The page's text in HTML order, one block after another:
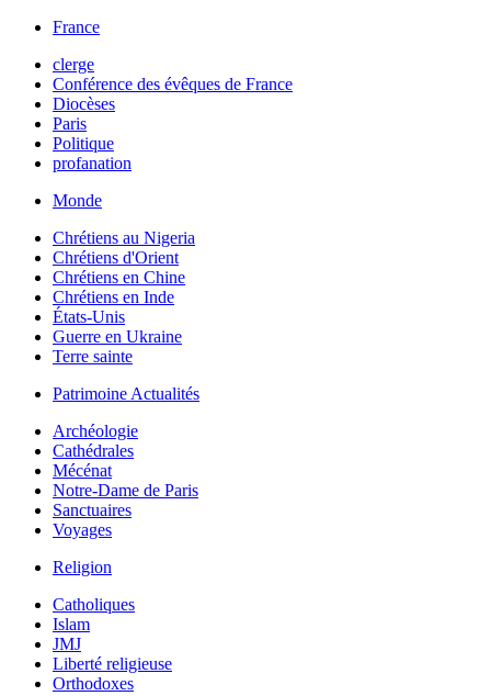
France
clerge
Conférence des évêques de France
Diocèses
Paris
Politique
profanation
Monde
Chrétiens au Nigeria
Chrétiens d'Orient
Chrétiens en Chine
Chrétiens en Inde
États-Unis
Guerre en Ukraine
Terre sainte
Patrimoine Actualités
Archéologie
Cathédrales
Mécénat
Notre-Dame de Paris
Sanctuaires
Voyages
Religion
Catholiques
Islam
JMJ
Liberté religieuse
Orthodoxes